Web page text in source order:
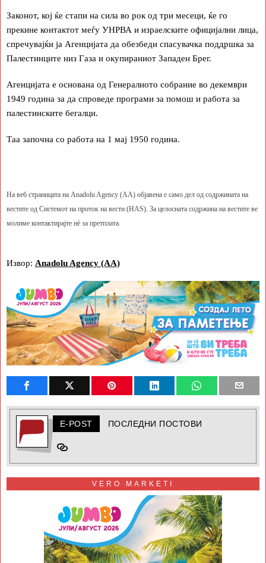
Законот, кој ќе стапи на сила во рок од три месеци, ќе го
прекине контактот меѓу УНРВА и израелските официјални лица,
спречувајќи ја Агенцијата да обезбеди спасувачка поддршка за
Палестинците низ Газа и окупираниот Западен Брег.
Агенцијата е основана од Генералното собрание во декември
1949 година за да спроведе програми за помош и работа за
палестинските бегалци.
Таа започна со работа на 1 мај 1950 година.
На веб страницата на Anadolu Agency (AA) објавена е само дел од содржината на
вестите од Системот на проток на вести (HAS). За целосната содржина на вестите ве
молиме контактирајте нè за претплата.
Извор: Anadolu Agency (AA)
E-POST ПОСЛЕДНИ ПОСТОВИ
VERO MARKETI